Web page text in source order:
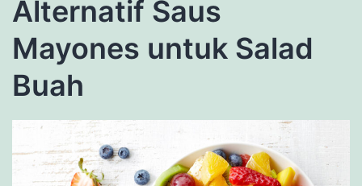
Alternatif Saus
Mayones untuk Salad
Buah